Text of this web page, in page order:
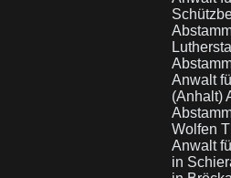
Anwalt
(Anhalt)
Wolfen
Anwalt
in